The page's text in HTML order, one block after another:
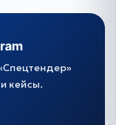
кейсы.